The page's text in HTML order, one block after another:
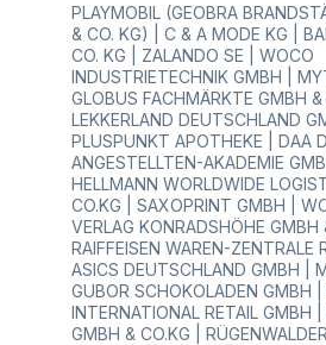
PLAYMOBIL (GEOBRA
& CO. KG) | C & A MODE KG |
CO. KG | ZALANDO SE | WOCO
INDUSTRIETECHNIK GMBH |
GLOBUS FACHMÄRKTE GMBH &
LEKKERLAND DEUTSCHLAND
PLUSPUNKT APOTHEKE | DAA
ANGESTELLTEN-AKADEMIE
HELLMANN WORLDWIDE
CO.KG | SAXOPRINT GMBH |
VERLAG KONRADSHÖHE GMBH
RAIFFEISEN WAREN-ZENTRALE
ASICS DEUTSCHLAND GMBH |
GUBOR SCHOKOLADEN GMBH |
INTERNATIONAL RETAIL GMBH
GMBH & CO.KG |